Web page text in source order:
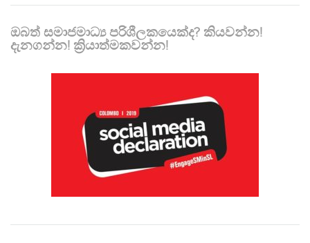
ඔබත් සමාජමාධ්‍ය පරිශීලකයෙක්ද? කියවන්න!
දැනගන්න! ක්‍රියාත්මකවන්න!